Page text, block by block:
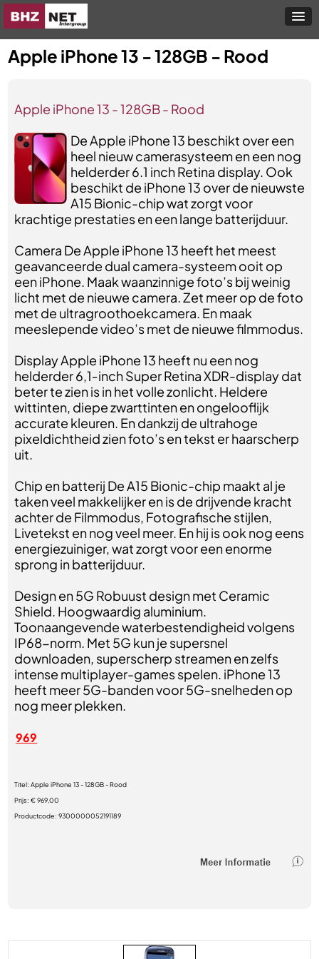
Apple iPhone 13 - 128GB - Rood
Apple iPhone 13 - 128GB - Rood
De Apple iPhone 13 beschikt over een
heel nieuw camerasysteem en een nog
helderder 6.1 inch Retina display. Ook
beschikt de iPhone 13 over de nieuwste
A15 Bionic-chip wat zorgt voor
krachtige prestaties en een lange batterijduur.
Camera De Apple iPhone 13 heeft het meest
geavanceerde dual camera-systeem ooit op
een iPhone. Maak waanzinnige foto’s bij weinig
licht met de nieuwe ­camera. Zet meer op de foto
met de ultragroothoek­camera. En maak
meeslepende video’s met de nieuwe filmmodus.
Display Apple iPhone 13 heeft nu een nog
helderder 6,1‑inch Super Retina XDR-display dat
beter te zien is in het volle zonlicht. Heldere
wittinten, diepe zwarttinten en ongelooflijk
accurate kleuren. En dankzij de ultrahoge
pixeldichtheid zien foto’s en tekst er haarscherp
uit.
Chip en batterij De A15 Bionic-chip maakt al je
taken veel makkelijker en is de drijvende kracht
achter de Filmmodus, Fotografische stijlen,
Livetekst en nog veel meer. En hij is ook nog eens
energiezuiniger, wat zorgt voor een enorme
sprong in batterijduur.
Design en 5G Robuust design met Ceramic
Shield. Hoogwaardig aluminium.
Toonaangevende waterbestendigheid volgens
IP68-norm. Met 5G kun je supersnel
downloaden, superscherp streamen en zelfs
intense multiplayer-games spelen. iPhone 13
heeft meer 5G-banden voor 5G-snelheden op
nog meer plekken.
969
Titel:Apple iPhone 13 - 128GB - Rood
Prijs:€ 969,00
Productcode:9300000052191189